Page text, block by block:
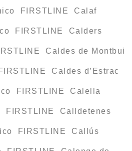
FIRSTLINE Calaf
FIRSTLINE Calders
Caldes de Montbui
Caldes d’Estrac
FIRSTLINE Calella
FIRSTLINE Calldetenes
FIRSTLINE Callús